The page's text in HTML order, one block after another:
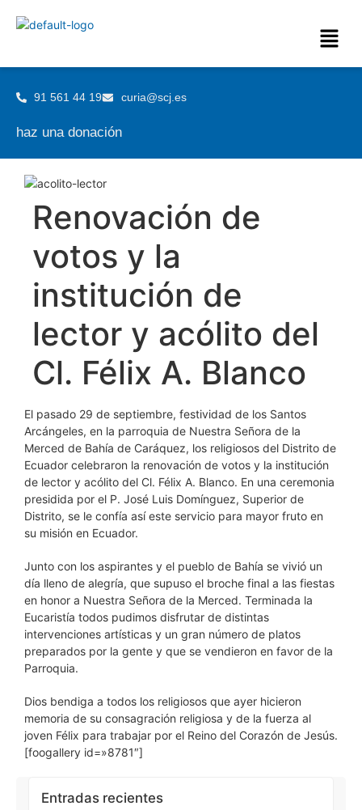
91 561 44 19 curia@scj.es
haz una donación
Renovación de
votos y la
institución de
lector y acólito del
Cl. Félix A. Blanco
El pasado 29 de septiembre, festividad de los Santos
Arcángeles, en la parroquia de Nuestra Señora de la
Merced de Bahía de Caráquez, los religiosos del Distrito de
Ecuador celebraron la renovación de votos y la institución
de lector y acólito del Cl. Félix A. Blanco. En una ceremonia
presidida por el P. José Luis Domínguez, Superior de
Distrito, se le confía así este servicio para mayor fruto en
su misión en Ecuador.
Junto con los aspirantes y el pueblo de Bahía se vivió un
día lleno de alegría, que supuso el broche final a las fiestas
en honor a Nuestra Señora de la Merced. Terminada la
Eucaristía todos pudimos disfrutar de distintas
intervenciones artísticas y un gran número de platos
preparados por la gente y que se vendieron en favor de la
Parroquia.
Dios bendiga a todos los religiosos que ayer hicieron
memoria de su consagración religiosa y de la fuerza al
joven Félix para trabajar por el Reino del Corazón de Jesús.
[foogallery id=»8781″]
Entradas recientes